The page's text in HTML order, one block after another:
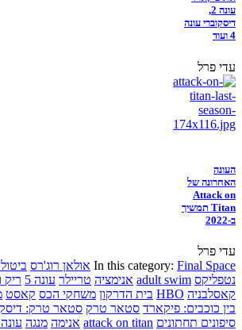
עונה 2,
דיסקוברי עונה
4 ועוד
עדי פרל
העונה
האחרונה של
Attack on
Titan תמשיך
ב-2022
עדי פרל
In this category: Final Space אולאן רוג'רס
נטפליקס adult swim אנימציה טריילר עונה 5 ריק
קאסלבניה HBO בית הדרקון משחקי הכס קאסט
בין כוכבים: פיקארד סטאר טרק סטאר טרק:
סיפונים תחתונים attack on titan אנימה מנגה עונה 4